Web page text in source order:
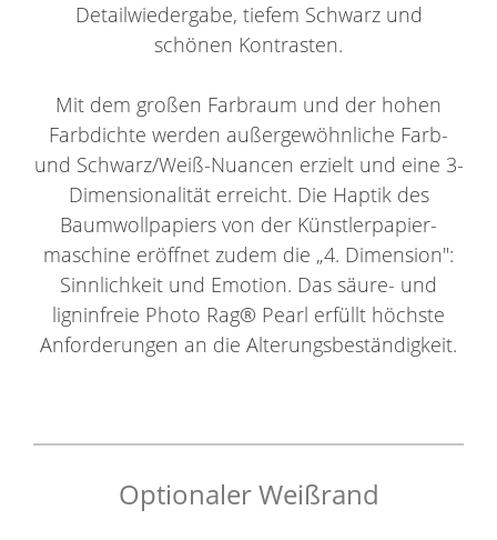
Detailwiedergabe, tiefem Schwarz und
schönen Kontrasten.
Mit dem großen Farbraum und der hohen
Farbdichte werden außergewöhnliche Farb-
und Schwarz/Weiß-Nuancen erzielt und eine 3-
Dimensionalität erreicht. Die Haptik des
Baumwollpapiers von der Künstlerpapier-
maschine eröffnet zudem die „4. Dimension":
Sinnlichkeit und Emotion. Das säure- und
ligninfreie Photo Rag® Pearl erfüllt höchste
Anforderungen an die Alterungsbeständigkeit.
Optionaler Weißrand